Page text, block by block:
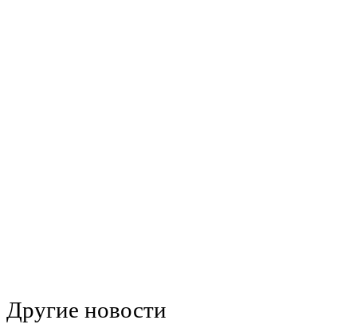
Другие новости